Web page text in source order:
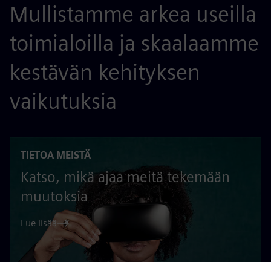
Mullistamme arkea useilla
toimialoilla ja skaalaamme
kestävän kehityksen
vaikutuksia
TIETOA MEISTÄ
Katso, mikä ajaa meitä tekemään
muutoksia
Lue lisää